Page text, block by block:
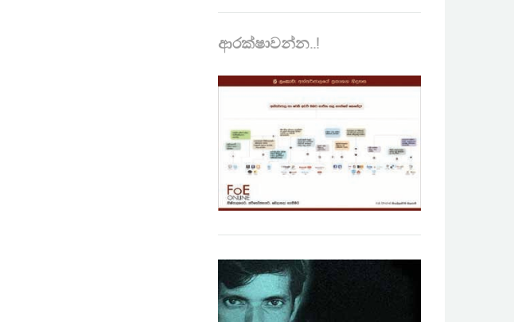
ආරක්ෂාවන්න..!